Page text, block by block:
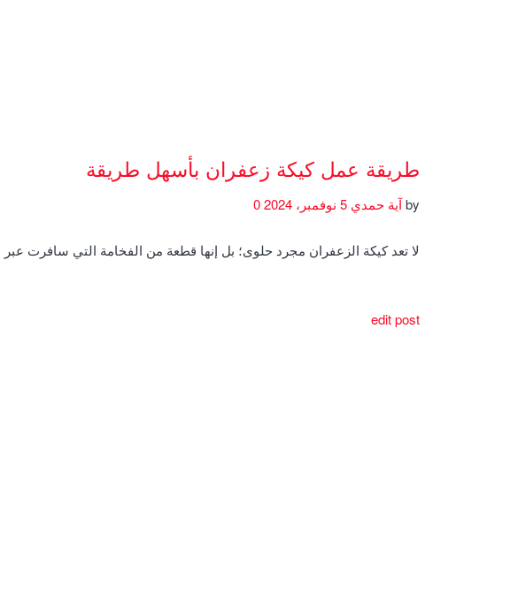
طريقة عمل كيكة زعفران بأسهل طريقة
byآية حمدي
لا تعد كيكة الزعفران مجرد حلوى؛ بل إنها قطعة من الفخامة التي سافرت
edit post